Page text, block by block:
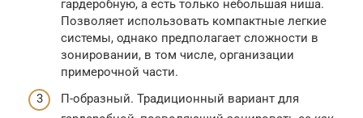
гардеробную, а есть только небольшая ниша.
Позволяет использовать компактные легкие
системы, однако предполагает сложности в
зонировании, в том числе, организации
примерочной части.
П-образный. Традиционный вариант для